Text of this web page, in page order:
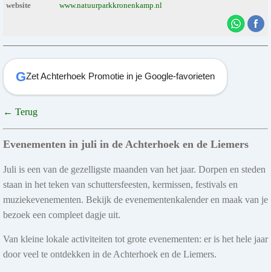
website
www.natuurparkkronenkamp.nl
GZet Achterhoek Promotie in je Google-favorieten
← Terug
Evenementen in juli in de Achterhoek en de Liemers
Juli is een van de gezelligste maanden van het jaar. Dorpen en steden
staan in het teken van schuttersfeesten, kermissen, festivals en
muziekevenementen. Bekijk de evenementenkalender en maak van je
bezoek een compleet dagje uit.
Van kleine lokale activiteiten tot grote evenementen: er is het hele jaar
door veel te ontdekken in de Achterhoek en de Liemers.